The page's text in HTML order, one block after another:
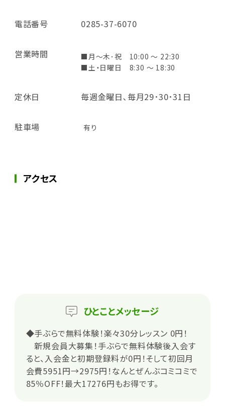
電話番号 0285-37-6070
営業時間
■月～木･祝 10:00 ～ 22:30
■土・日曜日 8:30 ～ 18:30
定休日 毎週金曜日､毎月29･30･31日
駐車場 有り
アクセス
ひとことメッセージ
◆手ぶらで無料体験！楽々30分レッスン 0円！
新規会員大募集！手ぶらで無料体験後入会す
ると、入会金と初期登録料が0円！そして初回月
会費5951円→2975円！なんとぜんぶコミコミで
85％OFF！最大17276円もお得です。